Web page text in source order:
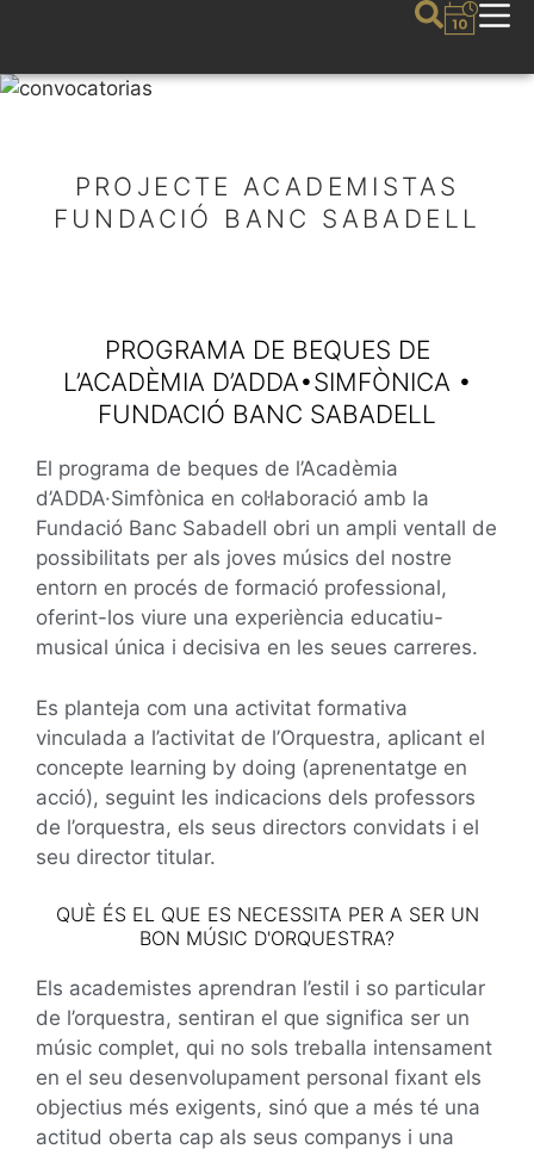
PROJECTE ACADEMISTAS
FUNDACIÓ BANC SABADELL
PROGRAMA DE BEQUES DE
L’ACADÈMIA D’ADDA•SIMFÒNICA •
FUNDACIÓ BANC SABADELL
El programa de beques de l’Acadèmia
d’ADDA·Simfònica en col·laboració amb la
Fundació Banc Sabadell obri un ampli ventall de
possibilitats per als joves músics del nostre
entorn en procés de formació professional,
oferint-los viure una experiència educatiu-
musical única i decisiva en les seues carreres.
Es planteja com una activitat formativa
vinculada a l’activitat de l’Orquestra, aplicant el
concepte learning by doing (aprenentatge en
acció), seguint les indicacions dels professors
de l’orquestra, els seus directors convidats i el
seu director titular.
QUÈ ÉS EL QUE ES NECESSITA PER A SER UN
BON MÚSIC D'ORQUESTRA?
Els academistes aprendran l’estil i so particular
de l’orquestra, sentiran el que significa ser un
músic complet, qui no sols treballa intensament
en el seu desenvolupament personal fixant els
objectius més exigents, sinó que a més té una
actitud oberta cap als seus companys i una